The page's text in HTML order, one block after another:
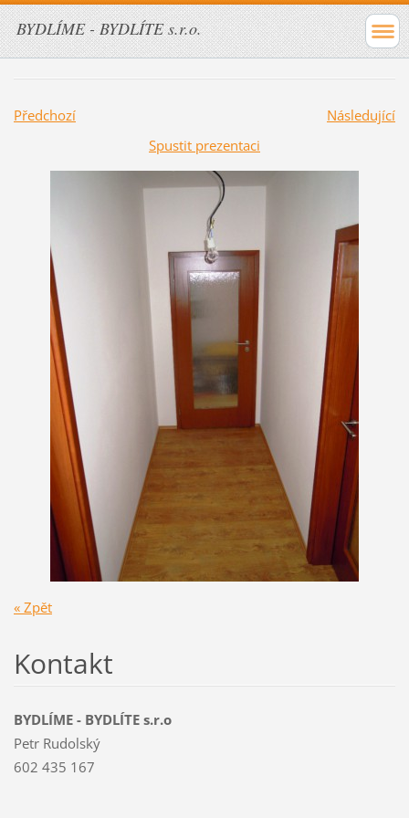
BYDLÍME - BYDLÍTE s.r.o.
Předchozí
Následující
Spustit prezentaci
« Zpět
Kontakt
BYDLÍME - BYDLÍTE s.r.o
Petr Rudolský
602 435 167